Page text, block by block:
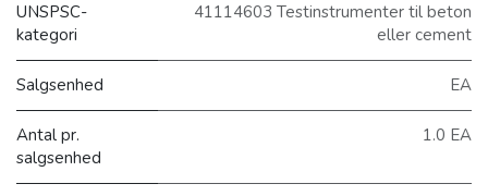
UNSPSC-
kategori
41114603 Testinstrumenter til beton
eller cement
Salgsenhed EA
Antal pr.
salgsenhed
1.0 EA